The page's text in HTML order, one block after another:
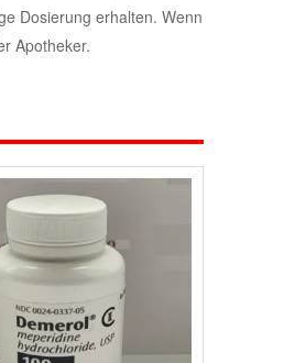
Dosierung erhalten. Wenn
Apotheker.